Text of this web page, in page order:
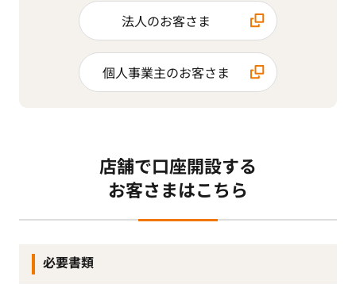
法人のお客さま
個人事業主のお客さま
店舗で口座開設する
お客さまはこちら
必要書類